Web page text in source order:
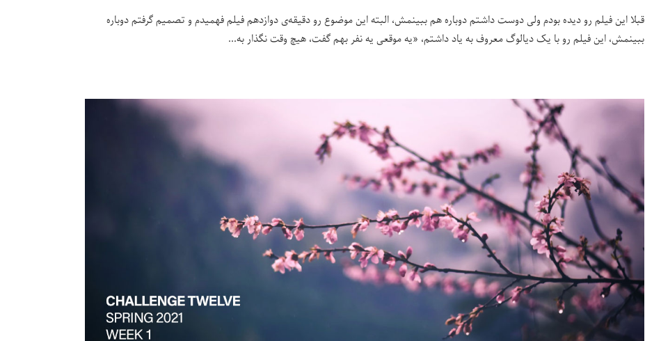
قبلا این فیلم رو دیده بودم ولی دوست داشتم دوباره هم ببینمش، البته این موضوع رو دقیقه‌ی دوازدهم فیلم فهمیدم و تصمیم گرفتم دوباره
ببینمش، این فیلم رو با یک دیالوگ معروف به یاد داشتم، «یه موقعی یه نفر بهم گفت، هیچ وقت نگذار به